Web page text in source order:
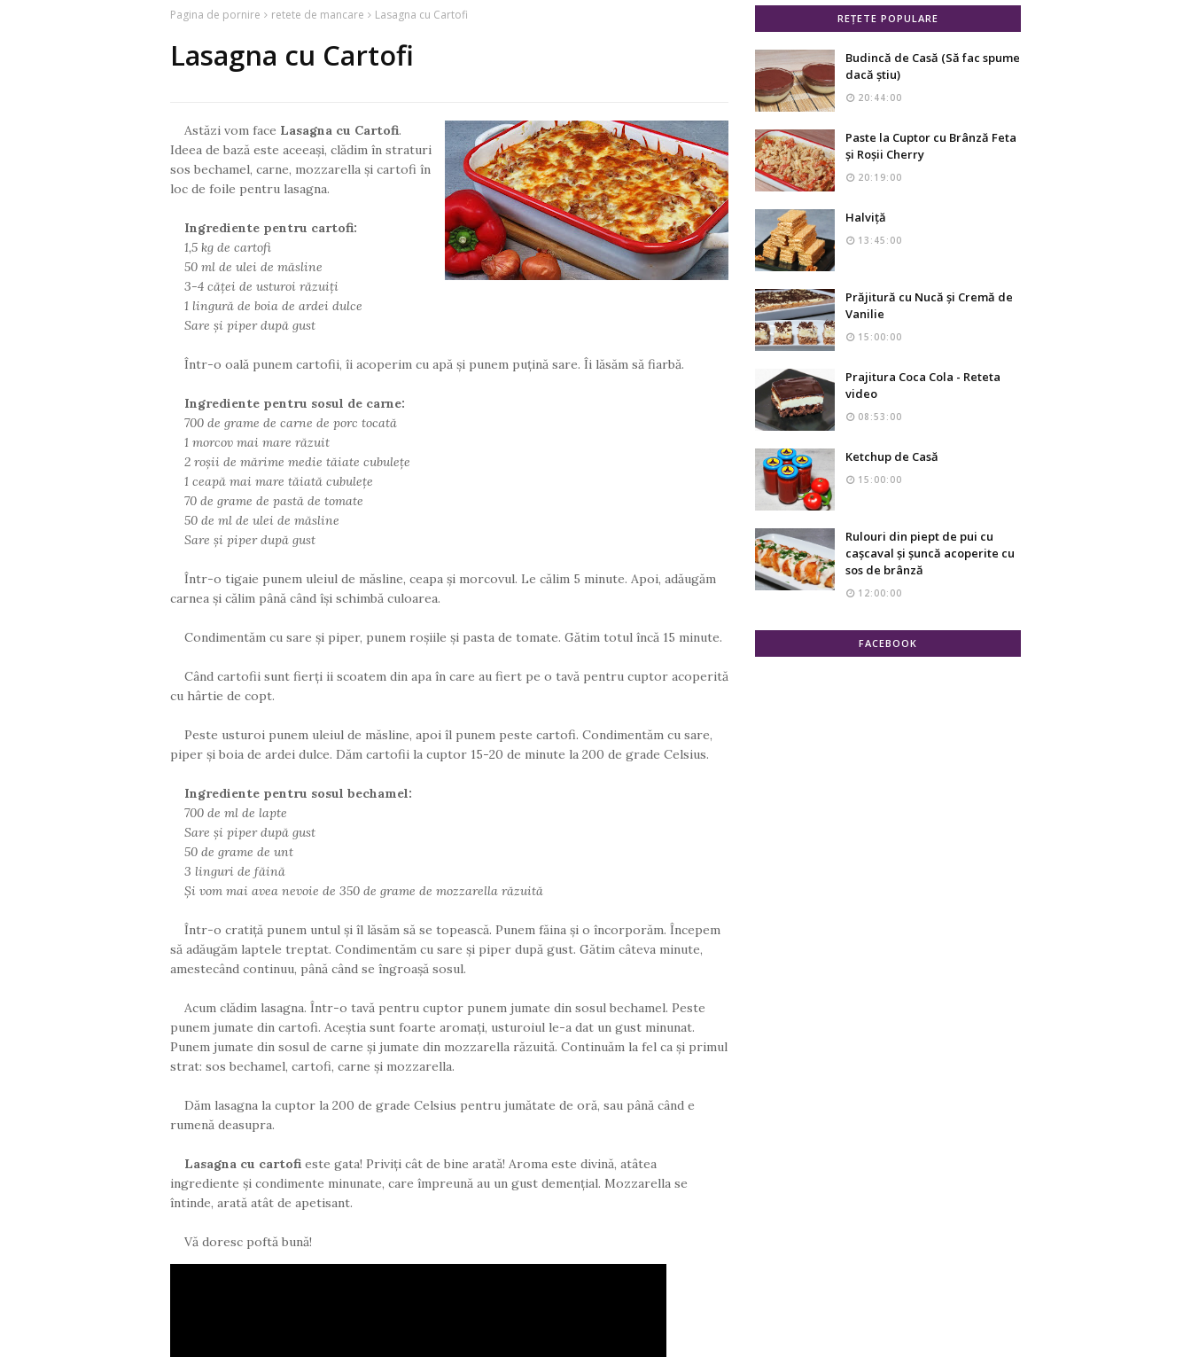
Pagina de pornire retete de mancare Lasagna cu Cartofi
Lasagna cu Cartofi
Astăzi vom face Lasagna cu Cartofi.
Ideea de bază este aceeași, clădim în straturi
sos bechamel, carne, mozzarella și cartofi în
loc de foile pentru lasagna.
Ingrediente pentru cartofi:
1,5 kg de cartofi
50 ml de ulei de măsline
3-4 căței de usturoi răzuiți
1 lingură de boia de ardei dulce
Sare și piper după gust
Într-o oală punem cartofii, îi acoperim cu apă și punem puțină sare. Îi lăsăm să fiarbă.
Ingrediente pentru sosul de carne:
700 de grame de carne de porc tocată
1 morcov mai mare răzuit
2 roșii de mărime medie tăiate cubulețe
1 ceapă mai mare tăiată cubulețe
70 de grame de pastă de tomate
50 de ml de ulei de măsline
Sare și piper după gust
Într-o tigaie punem uleiul de măsline, ceapa și morcovul. Le călim 5 minute. Apoi, adăugăm
carnea și călim până când își schimbă culoarea.
Condimentăm cu sare și piper, punem roșiile și pasta de tomate. Gătim totul încă 15 minute.
Când cartofii sunt fierți ii scoatem din apa în care au fiert pe o tavă pentru cuptor acoperită
cu hârtie de copt.
Peste usturoi punem uleiul de măsline, apoi îl punem peste cartofi. Condimentăm cu sare,
piper și boia de ardei dulce. Dăm cartofii la cuptor 15-20 de minute la 200 de grade Celsius.
Ingrediente pentru sosul bechamel:
700 de ml de lapte
Sare și piper după gust
50 de grame de unt
3 linguri de făină
Și vom mai avea nevoie de 350 de grame de mozzarella răzuită
Într-o cratiță punem untul și îl lăsăm să se topească. Punem făina și o încorporăm. Începem
să adăugăm laptele treptat. Condimentăm cu sare și piper după gust. Gătim câteva minute,
amestecând continuu, până când se îngroașă sosul.
Acum clădim lasagna. Într-o tavă pentru cuptor punem jumate din sosul bechamel. Peste
punem jumate din cartofi. Aceștia sunt foarte aromați, usturoiul le-a dat un gust minunat.
Punem jumate din sosul de carne și jumate din mozzarella răzuită. Continuăm la fel ca și primul
strat: sos bechamel, cartofi, carne și mozzarella.
Dăm lasagna la cuptor la 200 de grade Celsius pentru jumătate de oră, sau până când e
rumenă deasupra.
Lasagna cu cartofi este gata! Priviți cât de bine arată! Aroma este divină, atâtea
ingrediente și condimente minunate, care împreună au un gust demențial. Mozzarella se
întinde, arată atât de apetisant.
Vă doresc poftă bună!
REȚETE POPULARE
Budincă de Casă (Să fac spume
dacă știu)
20:44:00
Paste la Cuptor cu Brânză Feta
și Roșii Cherry
20:19:00
Halviță
13:45:00
Prăjitură cu Nucă și Cremă de
Vanilie
15:00:00
Prajitura Coca Cola - Reteta
video
08:53:00
Ketchup de Casă
15:00:00
Rulouri din piept de pui cu
cașcaval și șuncă acoperite cu
sos de brânză
12:00:00
FACEBOOK